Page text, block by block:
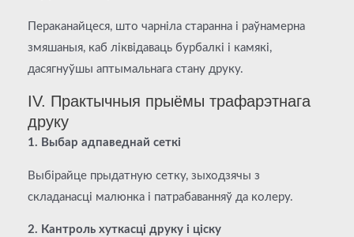
Пераканайцеся, што чарніла старанна і раўнамерна
змяшаныя, каб ліквідаваць бурбалкі і камякі,
дасягнуўшы аптымальнага стану друку.
IV. Практычныя прыёмы трафарэтнага
друку
1. Выбар адпаведнай сеткі
Выбірайце прыдатную сетку, зыходзячы з
складанасці малюнка і патрабаванняў да колеру.
2. Кантроль хуткасці друку і ціску